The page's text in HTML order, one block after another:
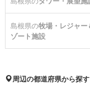
島根県の牧場・レジャー
ゾート施設
周辺の都道府県から探す